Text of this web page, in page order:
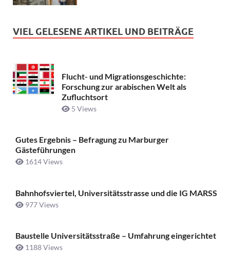
VIEL GELESENE ARTIKEL UND BEITRÄGE
Flucht- und Migrationsgeschichte:
Forschung zur arabischen Welt als
Zufluchtsort
5 Views
Gutes Ergebnis – Befragung zu Marburger
Gästeführungen
1614 Views
Bahnhofsviertel, Universitätsstrasse und die IG MARSS
977 Views
Baustelle Universitätsstraße ­– Umfahrung eingerichtet
1188 Views